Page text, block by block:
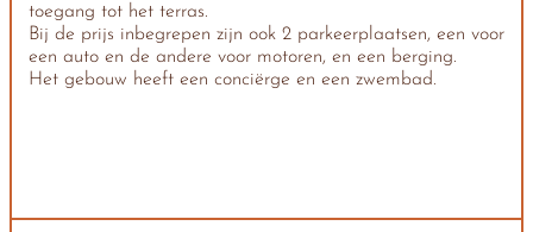
toegang tot het terras.
Bij de prijs inbegrepen zijn ook 2 parkeerplaatsen, een voor
een auto en de andere voor motoren, en een berging.
Het gebouw heeft een conciërge en een zwembad.